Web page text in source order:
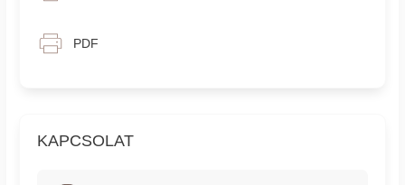
KAPCSOLAT
PDF